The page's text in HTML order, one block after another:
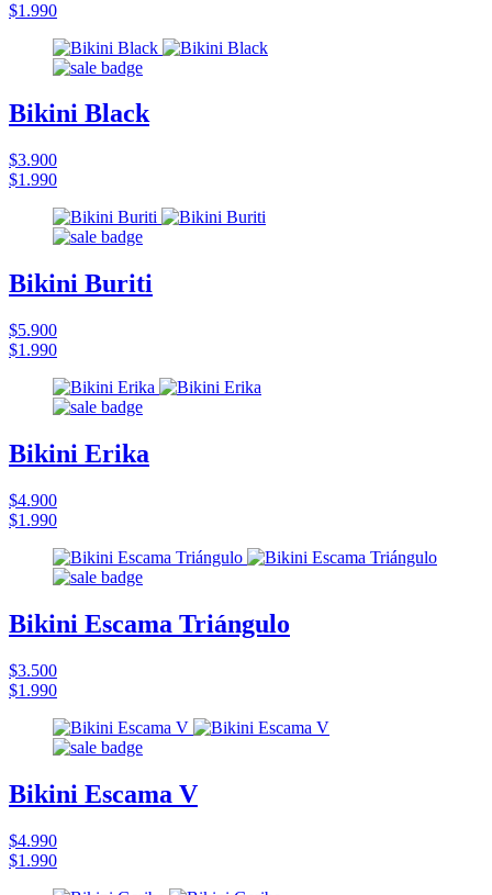
$1.990
Bikini Black
$3.900
$1.990
Bikini Buriti
$5.900
$1.990
Bikini Erika
$4.900
$1.990
Bikini Escama Triángulo
$3.500
$1.990
Bikini Escama V
$4.990
$1.990